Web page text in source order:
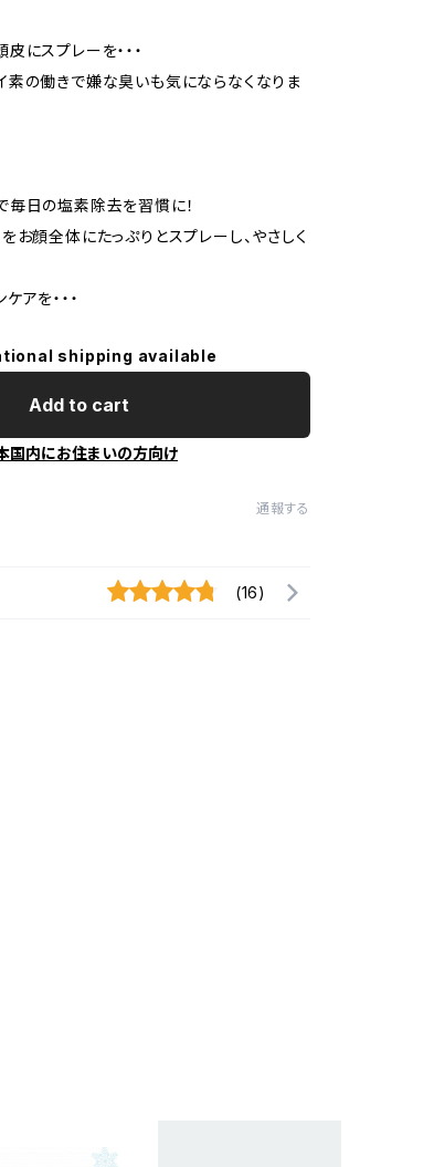
にスプレーを・・・
素の働きで嫌な臭いも気にならなくなりま
毎日の塩素除去を習慣に！
お顔全体にたっぷりとスプレーし、やさしく
アを・・・
shipping available
Add to cart
国内にお住まいの方向け
通報する
(16)